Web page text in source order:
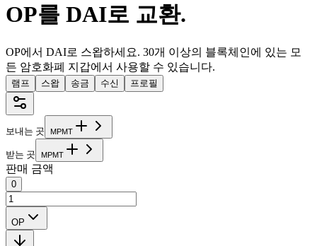
OP를 DAI로 교환.
OP에서 DAI로 스왑하세요. 30개 이상의 블록체인에 있는 모
든 암호화폐 지갑에서 사용할 수 있습니다.
램프 스왑 송금 수신 프로필
보내는 곳 MPMT
받는 곳 MPMT
판매 금액
0
OP